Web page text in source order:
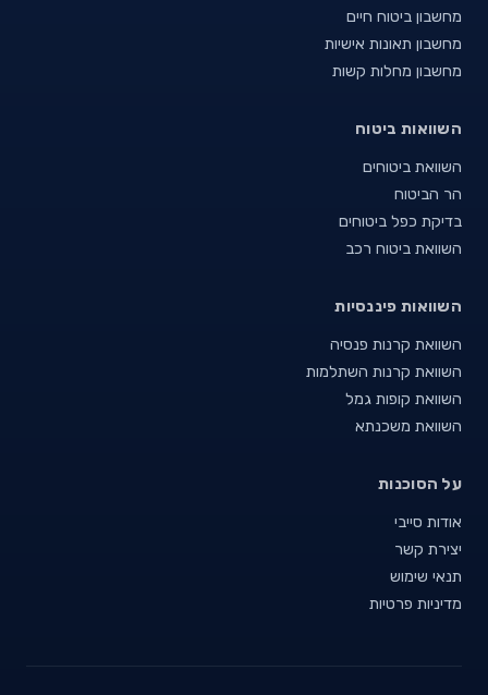
מחשבון ביטוח חיים
מחשבון תאונות אישיות
מחשבון מחלות קשות
השוואות ביטוח
השוואת ביטוחים
הר הביטוח
בדיקת כפל ביטוחים
השוואת ביטוח רכב
השוואות פיננסיות
השוואת קרנות פנסיה
השוואת קרנות השתלמות
השוואת קופות גמל
השוואת משכנתא
על הסוכנות
אודות סייבי
יצירת קשר
תנאי שימוש
מדיניות פרטיות